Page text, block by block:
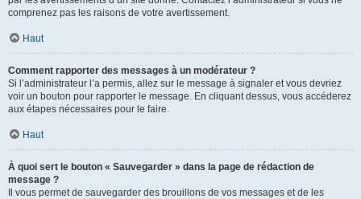
comprenez pas les raisons de votre avertissement.
Haut
Comment rapporter des messages à un modérateur ?
Si l’administrateur l’a permis, allez sur le message à signaler et vous devriez
voir un bouton pour rapporter le message. En cliquant dessus, vous accéderez
aux étapes nécessaires pour le faire.
Haut
À quoi sert le bouton « Sauvegarder » dans la page de rédaction de
message ?
Il vous permet de sauvegarder des brouillons de vos messages et de les